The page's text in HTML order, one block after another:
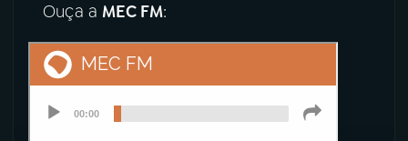
TikTok
Ouça a MEC FM: